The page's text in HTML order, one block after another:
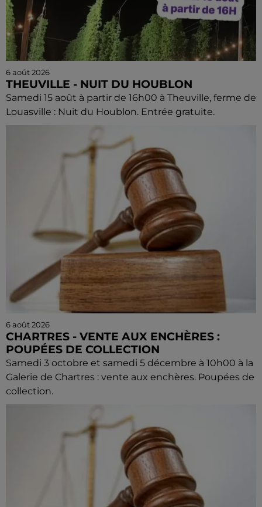
6 août 2026
THEUVILLE - NUIT DU HOUBLON
Samedi 15 août à partir de 16h00 à Theuville, ferme de
Louasville : Nuit du Houblon. Entrée gratuite.
6 août 2026
CHARTRES - VENTE AUX ENCHÈRES :
POUPÉES DE COLLECTION
Samedi 3 octobre et samedi 5 décembre à 10h00 à la
Galerie de Chartres : vente aux enchères. Poupées de
collection.